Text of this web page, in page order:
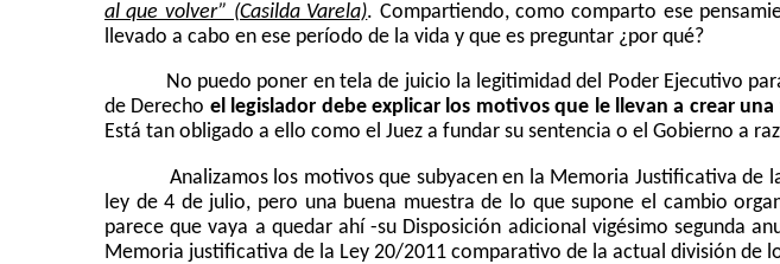
al que volver” (Casilda Varela). Compartiendo, como comparto ese
llevado a cabo en ese período de la vida y que es preguntar ¿por qué?
No puedo poner en tela de juicio la legitimidad del Poder Ejecutivo
de Derecho el legislador debe explicar los motivos que le llevan a crear
Está tan obligado a ello como el Juez a fundar su sentencia o el Gobierno a
Analizamos los motivos que subyacen en la Memoria Justificativa de
ley de 4 de julio, pero una buena muestra de lo que supone el cambio
parece que vaya a quedar ahí -su Disposición adicional vigésimo segunda
Memoria justificativa de la Ley 20/2011 comparativo de la actual división de